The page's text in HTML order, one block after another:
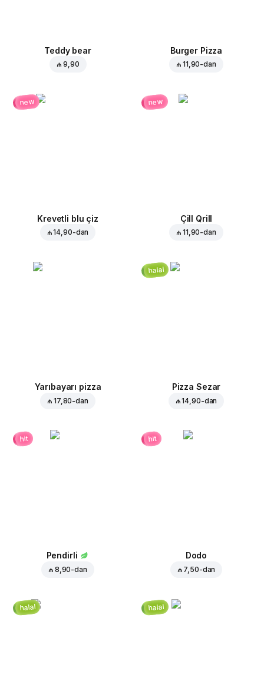
Teddy bear
₼ 9,90
Burger Pizza
₼ 11,90-dan
new
Krevetli blu çiz
₼ 14,90-dan
new
Çill Qrill
₼ 11,90-dan
Yarıbayarı pizza
₼ 17,80-dan
halal
Pizza Sezar
₼ 14,90-dan
hit
Pendirli
₼ 8,90-dan
hit
Dodo
₼ 7,50-dan
halal halal